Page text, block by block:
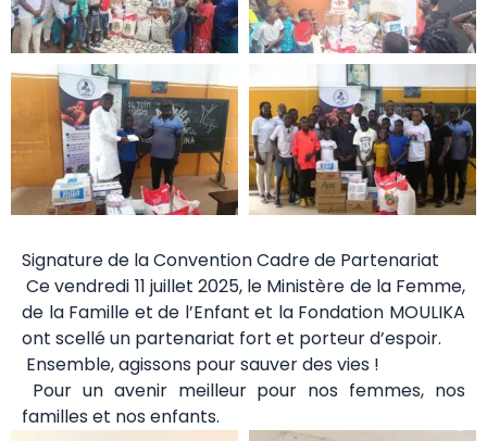
Signature de la Convention Cadre de Partenariat
Ce vendredi 11 juillet 2025, le Ministère de la Femme,
de la Famille et de l’Enfant et la Fondation MOULIKA
ont scellé un partenariat fort et porteur d’espoir.
Ensemble, agissons pour sauver des vies !
Pour un avenir meilleur pour nos femmes, nos
familles et nos enfants.